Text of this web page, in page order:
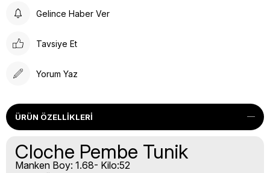
Gelince Haber Ver
Tavsiye Et
Yorum Yaz
ÜRÜN ÖZELLIKLERI
Cloche Pembe Tunik
Manken Boy: 1.68- Kilo:52